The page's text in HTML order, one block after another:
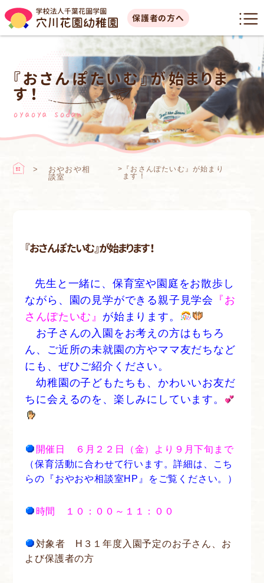
保護者の方へ
『おさんぽたいむ』が始まりま
す！
oyaoya sodan
おやおや相
談室
> 『おさんぽたいむ』が始まり
ます！
『おさんぽたいむ』が始まります！
先生と一緒に、保育室や園庭をお散歩し
ながら、園の見学ができる親子見学会
『お
さんぽたいむ』 が始まります。
お子さんの入園をお考えの方はもちろ
ん、ご近所の未就園の方やママ友だちなど
にも、ぜひご紹介ください。
幼稚園の子どもたちも、かわいいお友だ
ちに会えるのを、楽しみにしています。
開催日 ６月２２日（金）より９月下旬まで
（保育活動に合わせて行います。詳細は、こち
らの『おやおや相談室HP』をご覧ください。）
時間 １０：００～１１：００
対象者 H３１年度入園予定のお子さん、お
よび保護者の方